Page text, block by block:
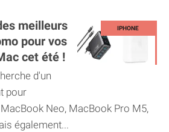
meilleurs
pour vos
cet été !
d'un
pour
Neo, MacBook Pro M5,
également...